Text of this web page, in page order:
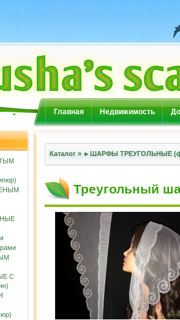
Главная Недвижимость
С
Каталог » ►ШАРФЫ ТРЕУГОЛЬНЫЕ
Треугольный